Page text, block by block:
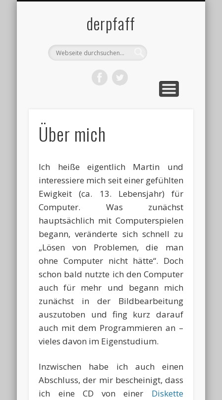
derpfaff
Über mich
Ich heiße eigentlich Martin und
interessiere mich seit einer gefühlten
Ewigkeit (ca. 13. Lebensjahr) für
Computer. Was zunächst
hauptsächlich mit Computerspielen
begann, veränderte sich schnell zu
„Lösen von Problemen, die man
ohne Computer nicht hätte“. Doch
schon bald nutzte ich den Computer
auch für mehr und begann mich
zunächst in der Bildbearbeitung
auszutoben und fing kurz darauf
auch mit dem Programmieren an –
vieles davon im Eigenstudium.
Inzwischen habe ich auch einen
Abschluss, der mir bescheinigt, dass
ich eine CD von einer Diskette